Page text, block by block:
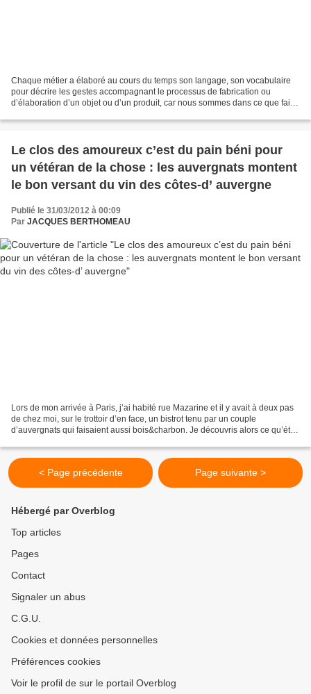
Chaque métier a élaboré au cours du temps son langage, son vocabulaire
pour décrire les gestes accompagnant le processus de fabrication ou
d’élaboration d’un objet ou d’un produit, car nous sommes dans ce que fait
Le clos des amoureux c’est du pain béni pour
un vétéran de la chose : les auvergnats montent
le bon versant du vin des côtes-d’ auvergne
Publié le 31/03/2012 à 00:09
Par JACQUES BERTHOMEAU
Lors de mon arrivée à Paris, j’ai habité rue Mazarine et il y avait à deux pas
de chez moi, sur le trottoir d’en face, un bistrot tenu par un couple
d’auvergnats qui faisaient aussi bois&charbon. Je découvris alors ce qu’était
< Page précédente Page suivante >
Hébergé par Overblog
Top articles
Pages
Contact
Signaler un abus
C.G.U.
Cookies et données personnelles
Préférences cookies
Voir le profil de sur le portail Overblog